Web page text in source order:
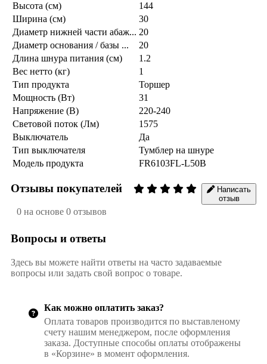
Высота (см)
144
Ширина (см)
30
Диаметр нижней части абаж... 20
Диаметр основания / базы ...
20
Длина шнура питания (см)
1.2
Вес нетто (кг)
1
Тип продукта
Торшер
Мощность (Вт)
31
Напряжение (В)
220-240
Световой поток (Лм)
1575
Выключатель
Да
Тип выключателя
Тумблер на шнуре
Модель продукта
FR6103FL-L50B
Отзывы покупателей
0 на основе 0 отзывов
Написать
отзыв
Вопросы и ответы
Здесь вы можете найти ответы на часто задаваемые
вопросы или задать свой вопрос о товаре.
Как можно оплатить заказ?
Оплата товаров производится по выставленому
счету нашим менеджером, после оформления
заказа. Доступные способы оплаты отображены
в «Корзине» в момент оформления.